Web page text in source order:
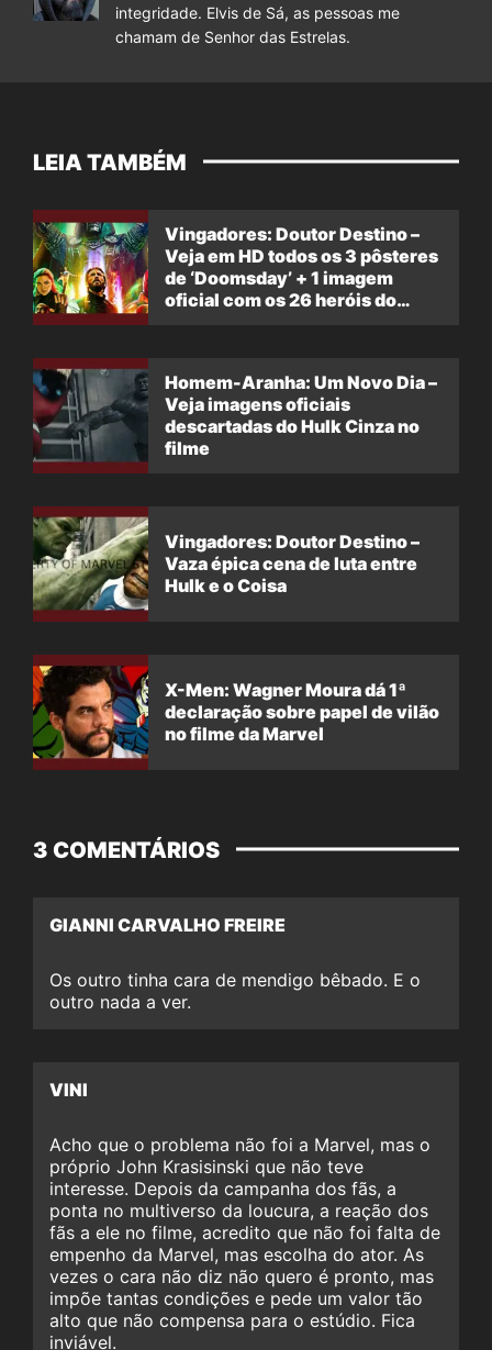
integridade. Elvis de Sá, as pessoas me
chamam de Senhor das Estrelas.
LEIA TAMBÉM
Vingadores: Doutor Destino –
Veja em HD todos os 3 pôsteres
de ‘Doomsday’ + 1 imagem
oficial com os 26 heróis do
Homem-Aranha: Um Novo Dia –
Veja imagens oficiais
descartadas do Hulk Cinza no
filme
Vingadores: Doutor Destino –
Vaza épica cena de luta entre
Hulk e o Coisa
X-Men: Wagner Moura dá 1ª
declaração sobre papel de vilão
no filme da Marvel
3 COMENTÁRIOS
GIANNI CARVALHO FREIRE
Os outro tinha cara de mendigo bêbado. E o
outro nada a ver.
VINI
Acho que o problema não foi a Marvel, mas o
próprio John Krasisinski que não teve
interesse. Depois da campanha dos fãs, a
ponta no multiverso da loucura, a reação dos
fãs a ele no filme, acredito que não foi falta de
empenho da Marvel, mas escolha do ator. As
vezes o cara não diz não quero é pronto, mas
impõe tantas condições e pede um valor tão
alto que não compensa para o estúdio. Fica
inviável.